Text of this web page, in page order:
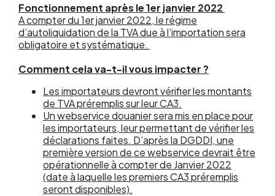
Fonctionnement après le 1er janvier 2022
A compter du 1er janvier 2022, le régime
d’autoliquidation de la TVA due à l’importation sera
obligatoire et systématique.
Comment cela va-t-il vous impacter ?
Les importateurs devront vérifier les montants
de TVA préremplis sur leur CA3.
Un webservice douanier sera mis en place pour
les importateurs, leur permettant de vérifier les
déclarations faites. D’après la DGDDI, une
première version de ce webservice devrait être
opérationnelle à compter de Janvier 2022
(date à laquelle les premiers CA3 préremplis
seront disponibles).